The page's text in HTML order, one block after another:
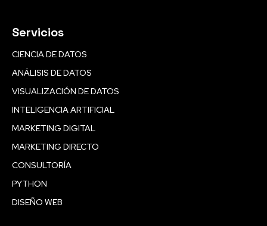
Servicios
CIENCIA DE DATOS
ANÁLISIS DE DATOS
VISUALIZACIÓN DE DATOS
INTELIGENCIA ARTIFICIAL
MARKETING DIGITAL
MARKETING DIRECTO
CONSULTORÍA
PYTHON
DISEÑO WEB